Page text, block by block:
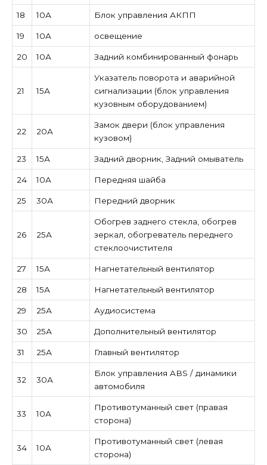
18 10А Блок управления АКПП
19 10А освещение
20 10А Задний комбинированный фонарь
21 15А
Указатель поворота и аварийной
сигнализации (блок управления
кузовным оборудованием)
22 20А
Замок двери (блок управления
кузовом)
23 15А Задний дворник, Задний омыватель
24 10А Передняя шайба
25 30А Передний дворник
26 25А
Обогрев заднего стекла, обогрев
зеркал, обогреватель переднего
стеклоочистителя
27 15А Нагнетательный вентилятор
28 15А Нагнетательный вентилятор
29 25А Аудиосистема
30 25А Дополнительный вентилятор
31 25А Главный вентилятор
32 30А
Блок управления ABS / динамики
автомобиля
33 10А
Противотуманный свет (правая
сторона)
34 10А
Противотуманный свет (левая
сторона)